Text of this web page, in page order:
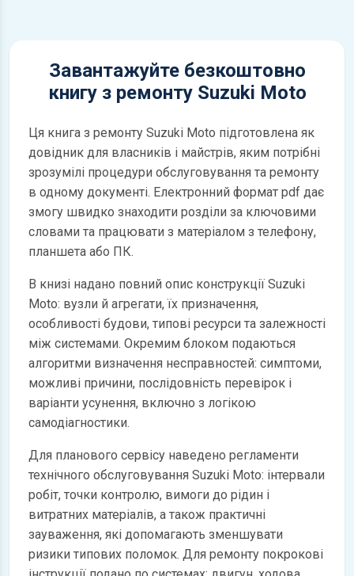
Завантажуйте безкоштовно
книгу з ремонту Suzuki Moto
Ця книга з ремонту Suzuki Moto підготовлена як
довідник для власників і майстрів, яким потрібні
зрозумілі процедури обслуговування та ремонту
в одному документі. Електронний формат pdf дає
змогу швидко знаходити розділи за ключовими
словами та працювати з матеріалом з телефону,
планшета або ПК.
В книзі надано повний опис конструкції Suzuki
Moto: вузли й агрегати, їх призначення,
особливості будови, типові ресурси та залежності
між системами. Окремим блоком подаються
алгоритми визначення несправностей: симптоми,
можливі причини, послідовність перевірок і
варіанти усунення, включно з логікою
самодіагностики.
Для планового сервісу наведено регламенти
технічного обслуговування Suzuki Moto: інтервали
робіт, точки контролю, вимоги до рідин і
витратних матеріалів, а також практичні
зауваження, які допомагають зменшувати
ризики типових поломок. Для ремонту покрокові